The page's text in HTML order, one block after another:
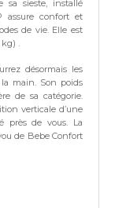
sa sieste, installé
assure confort et
de vie. Elle est
kg) .
désormais les
main. Son poids
de sa catégorie.
verticale d’une
près de vous. La
de Bebe Confort